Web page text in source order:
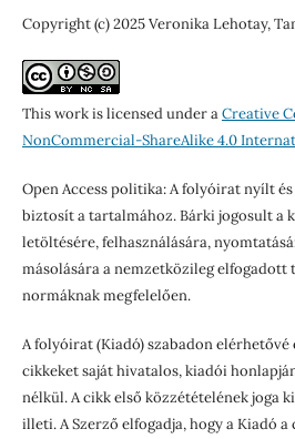
Copyright (c) 2025 Veronika Lehotay,
This work is licensed under aCreative
NonCommercial-ShareAlike 4.0
Open Access politika: A folyóirat nyílt
biztosít a tartalmához. Bárki jogosult a
letöltésére, felhasználására,
másolására a nemzetközileg
normáknak megfelelően.
A folyóirat (Kiadó) szabadon
cikkeket saját hivatalos, kiadói
nélkül. A cikk első közzétételének joga
illeti. A Szerző elfogadja, hogy a Kiadó